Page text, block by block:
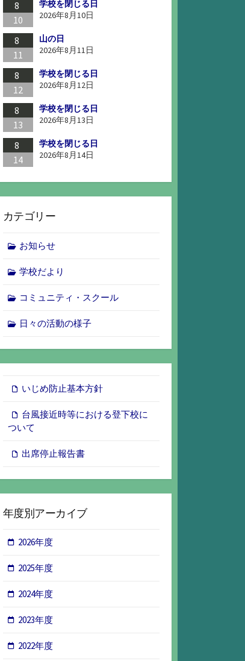
8
10
学校を閉じる日
2026年8月10日
8
11
山の日
2026年8月11日
8
12
学校を閉じる日
2026年8月12日
8
13
学校を閉じる日
2026年8月13日
8
14
学校を閉じる日
2026年8月14日
カテゴリー
お知らせ
学校だより
コミュニティ・スクール
日々の活動の様子
いじめ防止基本方針
台風接近時等における登下校に
ついて
出席停止報告書
年度別アーカイブ
2026年度
2025年度
2024年度
2023年度
2022年度